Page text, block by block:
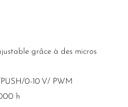
grâce à des micros
0-10 V/ PWM
h